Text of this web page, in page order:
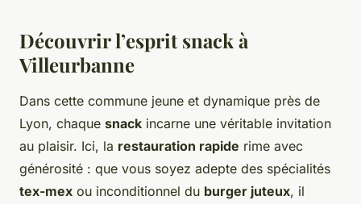
Découvrir l’esprit snack à
Villeurbanne
Dans cette commune jeune et dynamique près de
Lyon, chaque snack incarne une véritable invitation
au plaisir. Ici, la restauration rapide rime avec
générosité : que vous soyez adepte des spécialités
tex-mex ou inconditionnel du burger juteux, il